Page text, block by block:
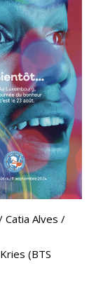
Catia Alves /
(BTS